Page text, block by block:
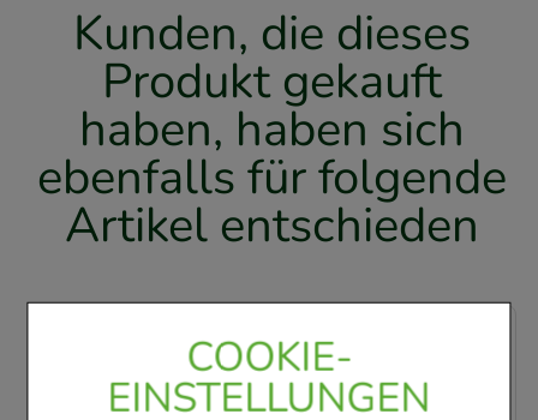
COOKIE-
EINSTELLUNGEN
Kunden, die dieses
Produkt gekauft
haben, haben sich
ebenfalls für folgende
Artikel entschieden